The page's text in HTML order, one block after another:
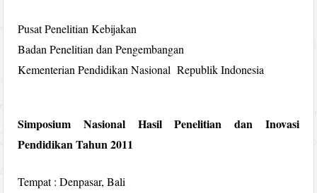
Pusat Penelitian Kebijakan
Badan Penelitian dan Pengembangan
Kementerian Pendidikan Nasional Republik Indonesia
Simposium Nasional Hasil Penelitian dan Inovasi
Pendidikan Tahun 2011
Tempat : Denpasar, Bali